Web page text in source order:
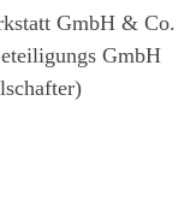
GmbH & Co.
GmbH